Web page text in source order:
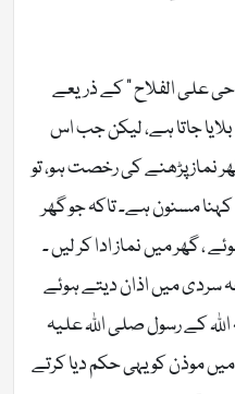
علی الفلاح ” کے ذریعے
جاتا ہے، لیکن جب اس
نماز پڑھنے کی رخصت ہو، تو
مسنون ہے۔ تاکہ جو گھر
، گھر میں نماز ادا کر لیں ۔
سردی میں اذان دیتے ہوئے
اللہ کے رسول صلی اللہ علیہ
موذن کو یہی حکم دیا کرتے